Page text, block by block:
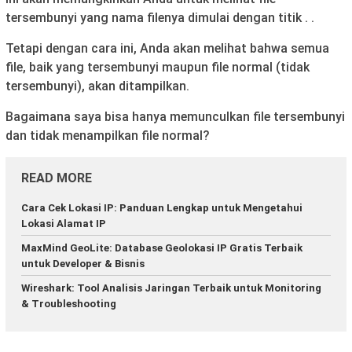
tersembunyi yang nama filenya dimulai dengan titik . .
Tetapi dengan cara ini, Anda akan melihat bahwa semua
file, baik yang tersembunyi maupun file normal (tidak
tersembunyi), akan ditampilkan.
Bagaimana saya bisa hanya memunculkan file tersembunyi
dan tidak menampilkan file normal?
READ MORE
Cara Cek Lokasi IP: Panduan Lengkap untuk Mengetahui
Lokasi Alamat IP
MaxMind GeoLite: Database Geolokasi IP Gratis Terbaik
untuk Developer & Bisnis
Wireshark: Tool Analisis Jaringan Terbaik untuk Monitoring
& Troubleshooting